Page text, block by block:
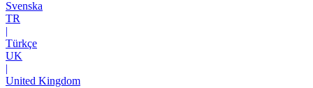
Svenska
TR
|
Türkçe
UK
|
United Kingdom